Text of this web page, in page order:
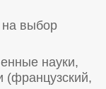
выбор
науки,
(французский,